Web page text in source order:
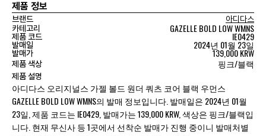
제품 정보
브랜드
아디다스
카테고리
GAZELLE BOLD LOW WMNS
제품 코드 IE0429
발매일 2024년 01월 23일
발매가 139,000 KRW
제품 색상 핑크/블랙
제품 설명
아디다스 오리지널스 가젤 볼드 원더 쿼츠 코어 블랙 우먼스
GAZELLE BOLD LOW WMNS의 발매 정보입니다. 발매일은 2024년 01월
23일, 제품 코드는 IE0429, 발매가는 139,000 KRW, 색상은 핑크/블랙입
니다. 현재 무신사 등 1곳에서 선착순 발매가 진행 중이니 발매처별